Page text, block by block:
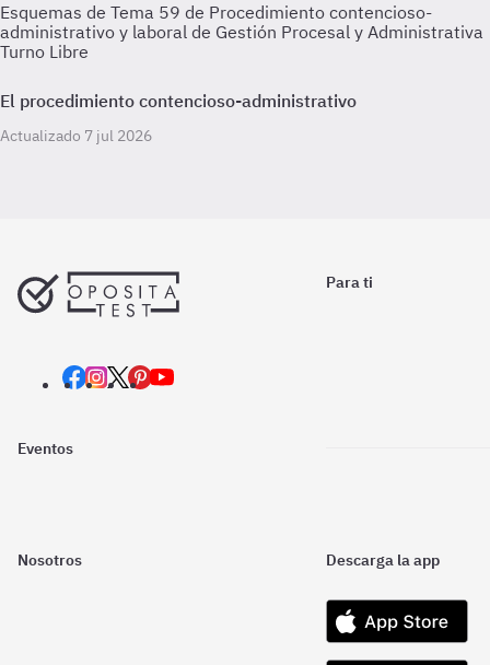
Esquemas de Tema 59 de Procedimiento contencioso-
administrativo y laboral de Gestión Procesal y Administrativa
Turno Libre
El procedimiento contencioso-administrativo
Actualizado 7 jul 2026
Para ti
Eventos
Nosotros Descarga la app